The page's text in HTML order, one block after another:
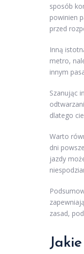
sposób
powinien
przed
Inną
metro,
innym
Szanując
dlatego
Warto
dni
jazdy
zasad,